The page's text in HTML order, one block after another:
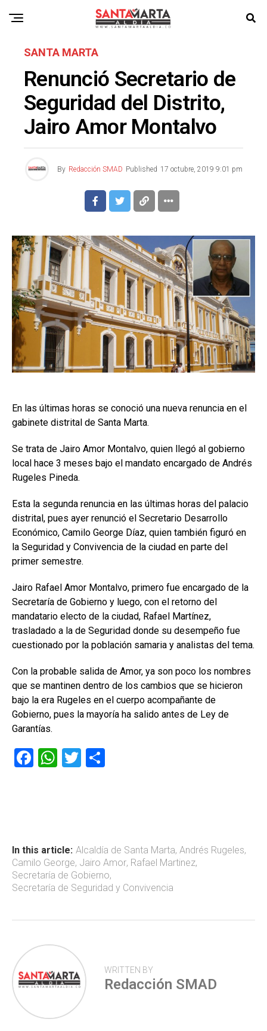
SANTA MARTA
Renunció Secretario de
Seguridad del Distrito,
Jairo Amor Montalvo
By Redacción SMAD Published 17 octubre, 2019 9:01 pm
En las últimas horas se conoció una nueva renuncia en el
gabinete distrital de Santa Marta.
Se trata de Jairo Amor Montalvo, quien llegó al gobierno
local hace 3 meses bajo el mandato encargado de Andrés
Rugeles Pineda.
Esta la segunda renuncia en las últimas horas del palacio
distrital, pues ayer renunció el Secretario Desarrollo
Económico, Camilo George Díaz, quien también figuró en
la Seguridad y Convivencia de la ciudad en parte del
primer semestre.
Jairo Rafael Amor Montalvo, primero fue encargado de la
Secretaría de Gobierno y luego, con el retorno del
mandatario electo de la ciudad, Rafael Martínez,
trasladado a la de Seguridad donde su desempeño fue
cuestionado por la población samaria y analistas del tema.
Con la probable salida de Amor, ya son poco los nombres
que se mantinen dentro de los cambios que se hicieron
bajo la era Rugeles en el cuerpo acompañante de
Gobierno, pues la mayoría ha salido antes de Ley de
Garantías.
F
ok
W
p
p
T
tir
In this article: Alcaldía de Santa Marta, Andrés Rugeles,
Camilo George, Jairo Amor, Rafael Martinez,
Secretaría de Gobierno,
Secretaría de Seguridad y Convivencia
WRITTEN BY
Redacción SMAD